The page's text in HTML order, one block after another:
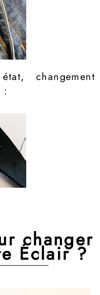
changement
:
changer
Éclair ?